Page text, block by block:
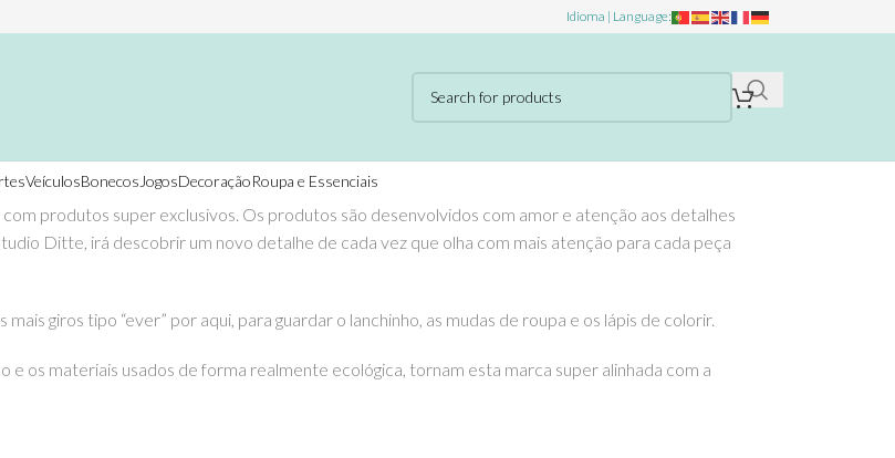
Idioma | Language:
VeículosBonecos JogosDecoraçãoRoupa e Essenciais
produtos super exclusivos. Os produtos são desenvolvidos com amor e atenção aos detalhes
Ditte, irá descobrir um novo detalhe de cada vez que olha com mais atenção para cada peça
giros tipo “ever” por aqui, para guardar o lanchinho, as mudas de roupa e os lápis de colorir.
e os materiais usados de forma realmente ecológica, tornam esta marca super alinhada com a